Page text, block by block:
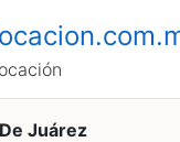
Juárez